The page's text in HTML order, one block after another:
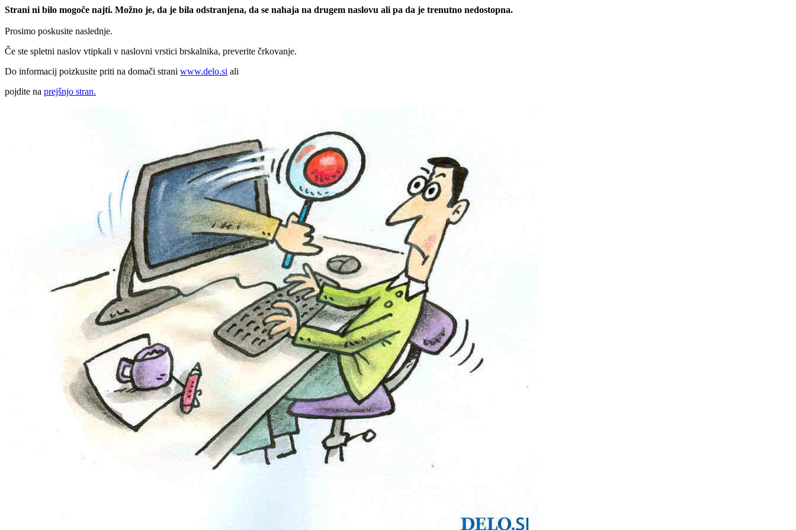
Strani ni bilo mogoče najti. Možno je, da je bila odstranjena, da se nahaja na drugem naslovu ali pa da je trenutno nedostopna.
Prosimo poskusite naslednje.
Če ste spletni naslov vtipkali v naslovni vrstici brskalnika, preverite črkovanje.
Do informacij poizkusite priti na domači strani www.delo.si ali
pojdite na prejšnjo stran.